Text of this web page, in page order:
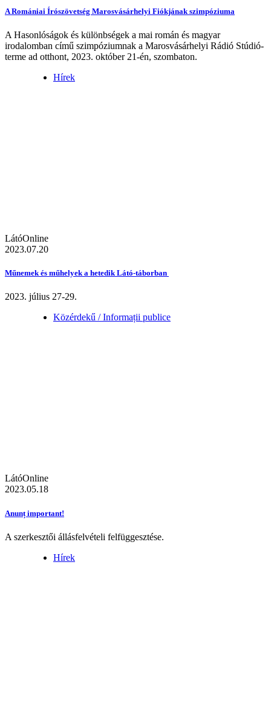
A Romániai Írószövetség Marosvásárhelyi Fiókjának szimpóziuma
A Hasonlóságok és különbségek a mai román és magyar
irodalomban című szimpóziumnak a Marosvásárhelyi Rádió Stúdió-
terme ad otthont, 2023. október 21-én, szombaton.
Hírek
LátóOnline
2023.07.20
Műnemek és műhelyek a hetedik Látó-táborban
2023. július 27-29.
Közérdekű / Informații publice
LátóOnline
2023.05.18
Anunț important!
A szerkesztői állásfelvételi felfüggesztése.
Hírek